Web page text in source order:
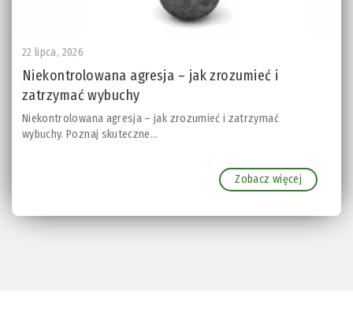
22 lipca, 2026
Niekontrolowana agresja – jak zrozumieć i
zatrzymać wybuchy
Niekontrolowana agresja – jak zrozumieć i zatrzymać
wybuchy. Poznaj skuteczne...
Zobacz więcej